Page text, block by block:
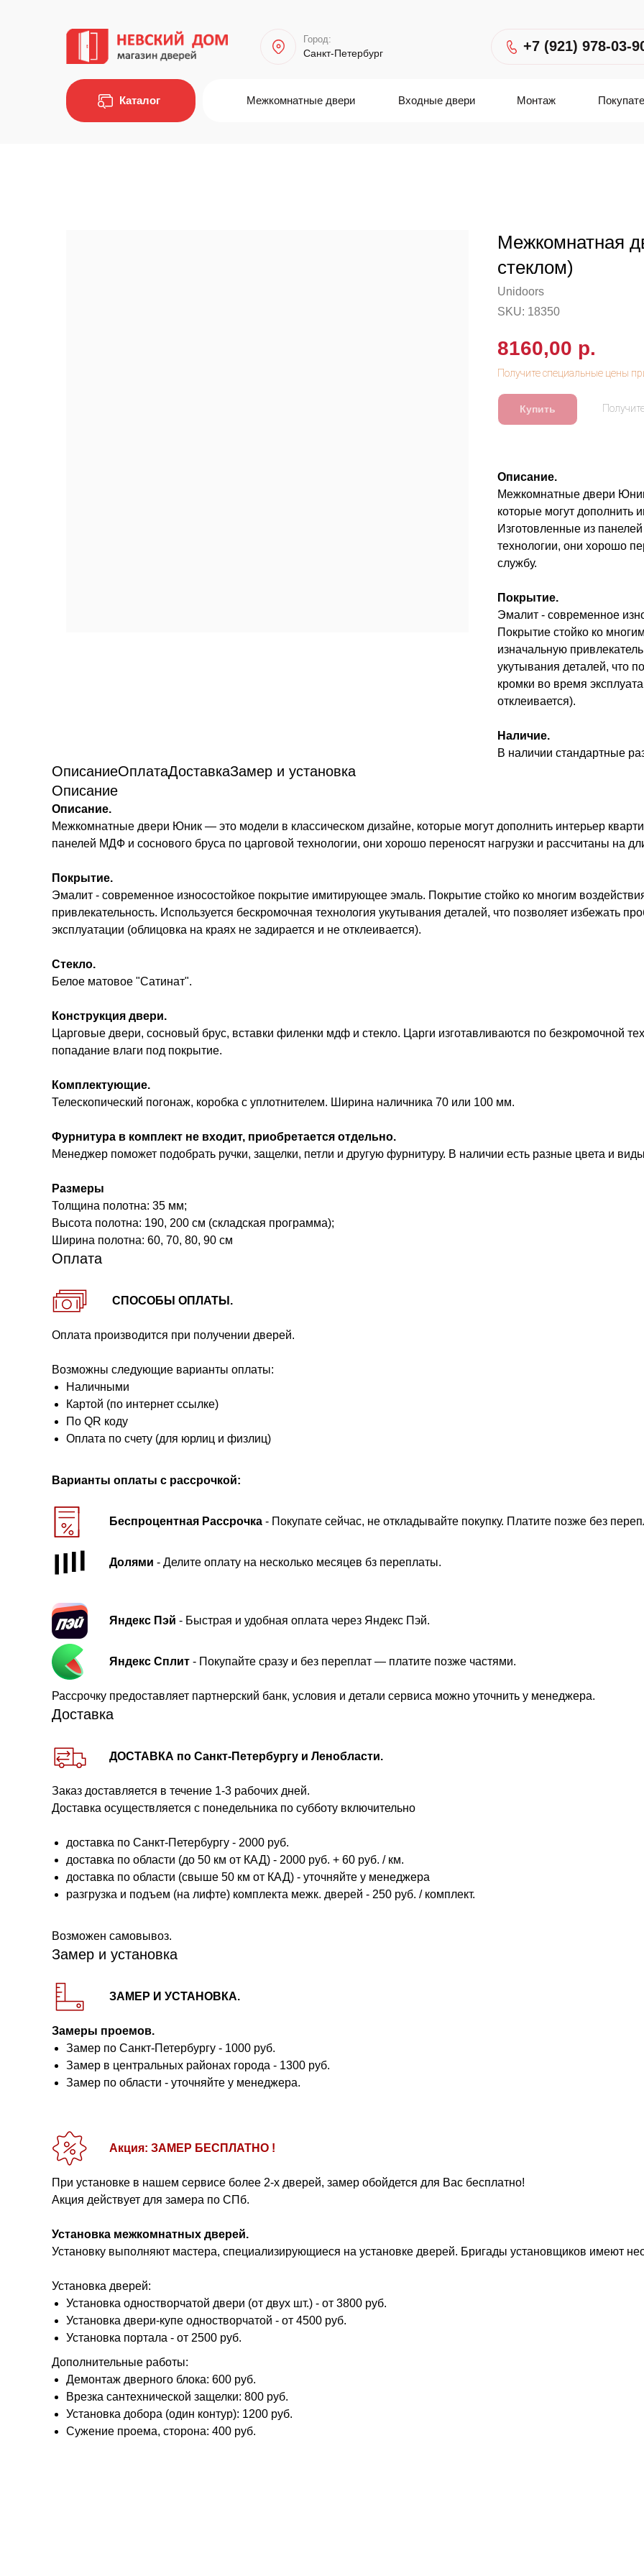
Город:
Санкт-Петербург +7 (921) 978-03-
Каталог Монтаж
Входные двери
Межкомнатные двери
Межкомнатная
стеклом)
Unidoors
SKU: 18350
8160,00 р.
Купить
Описание.
Межкомнатные двери
которые могут дополнить
Изготовленные из
технологии, они хорошо
службу.
Покрытие.
Эмалит - современное
Покрытие стойко ко
изначальную
укутывания деталей, что
кромки во время
отклеивается).
Наличие.
В наличии стандартные
ОписаниеОплатаДоставкаЗамер и установка
Описание
Описание.
Межкомнатные двери Юник — это модели в классическом дизайне, которые могут дополнить интерьер
панелей МДФ и соснового бруса по царговой технологии, они хорошо переносят нагрузки и рассчитаны на
Покрытие.
Эмалит - современное износостойкое покрытие имитирующее эмаль. Покрытие стойко ко многим
привлекательность. Используется бескромочная технология укутывания деталей, что позволяет избежать
эксплуатации (облицовка на краях не задирается и не отклеивается).
Стекло.
Белое матовое "Сатинат".
Конструкция двери.
Царговые двери, сосновый брус, вставки филенки мдф и стекло. Царги изготавливаются по безкромочной
попадание влаги под покрытие.
Комплектующие.
Телескопический погонаж, коробка с уплотнителем. Ширина наличника 70 или 100 мм.
Фурнитура в комплект не входит, приобретается отдельно.
Менеджер поможет подобрать ручки, защелки, петли и другую фурнитуру. В наличии есть разные цвета и
Размеры
Толщина полотна: 35 мм;
Высота полотна: 190, 200 см (складская программа);
Ширина полотна: 60, 70, 80, 90 см
Оплата
СПОСОБЫ ОПЛАТЫ.
Оплата производится при получении дверей.
Возможны следующие варианты оплаты:
Наличными
Картой (по интернет ссылке)
По QR коду
Оплата по счету (для юрлиц и физлиц)
Варианты оплаты с рассрочкой:
Беспроцентная Рассрочка - Покупате сейчас, не откладывайте покупку. Платите позже без
Долями - Делите оплату на несколько месяцев бз переплаты.
Яндекс Пэй - Быстрая и удобная оплата через Яндекс Пэй.
Яндекс Сплит - Покупайте сразу и без переплат — платите позже частями.
Рассрочку предоставляет партнерский банк, условия и детали сервиса можно уточнить у менеджера.
Доставка
ДОСТАВКА по Санкт-Петербургу и Ленобласти.
Заказ доставляется в течение 1-3 рабочих дней.
Доставка осуществляется с понедельника по субботу включительно
доставка по Санкт-Петербургу - 2000 руб.
доставка по области (до 50 км от КАД) - 2000 руб. + 60 руб. / км.
доставка по области (свыше 50 км от КАД) - уточняйте у менеджера
разгрузка и подъем (на лифте) комплекта межк. дверей - 250 руб. / комплект.
Возможен самовывоз.
Замер и установка
ЗАМЕР И УСТАНОВКА.
Замеры проемов.
Замер по Санкт-Петербургу - 1000 руб.
Замер в центральных районах города - 1300 руб.
Замер по области - уточняйте у менеджера.
Акция: ЗАМЕР БЕСПЛАТНО !
При установке в нашем сервисе более 2-х дверей, замер обойдется для Вас бесплатно!
Акция действует для замера по СПб.
Установка межкомнатных дверей.
Установку выполняют мастера, специализирующиеся на установке дверей. Бригады установщиков имеют
Установка дверей:
Установка одностворчатой двери (от двух шт.) - от 3800 руб.
Установка двери-купе одностворчатой - от 4500 руб.
Установка портала - от 2500 руб.
Дополнительные работы:
Демонтаж дверного блока: 600 руб.
Врезка сантехнической защелки: 800 руб.
Установка добора (один контур): 1200 руб.
Сужение проема, сторона: 400 руб.